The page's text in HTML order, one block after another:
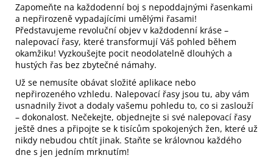
Zapomeňte na každodenní boj s nepoddajnými řasenkami
a nepřirozeně vypadajícími umělými řasami!
Představujeme revoluční objev v každodenní kráse –
nalepovací řasy, které transformují Váš pohled během
okamžiku! Vyzkoušejte pocit neodolatelně dlouhých a
hustých řas bez zbytečné námahy.
Už se nemusíte obávat složité aplikace nebo
nepřirozeného vzhledu. Nalepovací řasy jsou tu, aby vám
usnadnily život a dodaly vašemu pohledu to, co si zaslouží
– dokonalost. Nečekejte, objednejte si své nalepovací řasy
ještě dnes a připojte se k tisícům spokojených žen, které už
nikdy nebudou chtít jinak. Staňte se královnou každého
dne s jen jedním mrknutím!